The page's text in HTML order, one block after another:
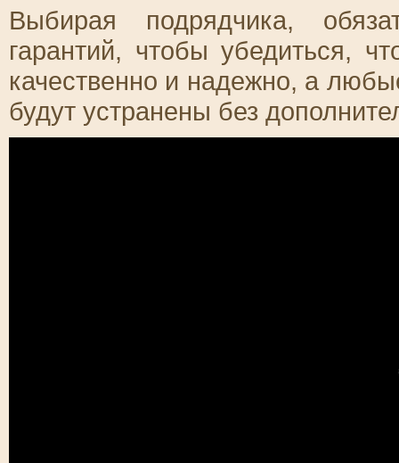
Выбирая подрядчика,
гарантий, чтобы убедиться,
качественно и надежно, а
будут устранены без